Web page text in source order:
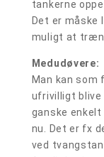
tankerne
Det er
muligt at
Medudøvere:
Man kan som
ufrivilligt blive
ganske enkelt
nu. Det er fx
ved